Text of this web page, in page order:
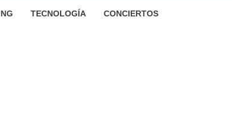
TECNOLOGÍA CONCIERTOS